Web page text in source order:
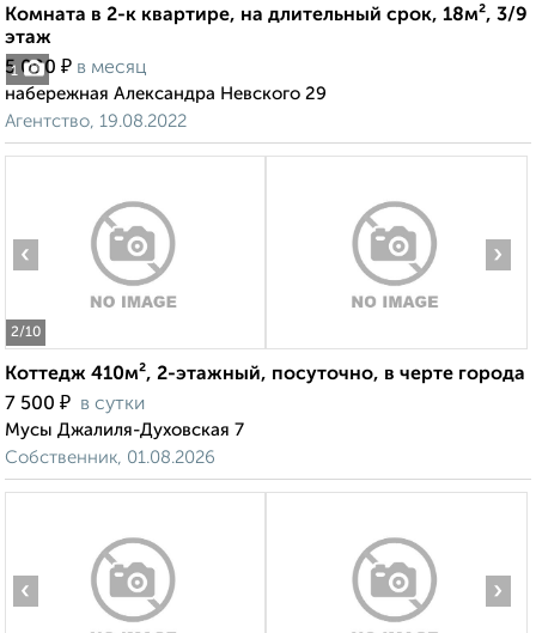
1
Комната в 2-к квартире, на длительный срок, 18м², 3/9
этаж
5 000 ₽ в месяц
набережная Александра Невского 29
Агентство, 19.08.2022
2/10
‹ ›
Коттедж 410м², 2-этажный, посуточно, в черте города
7 500 ₽ в сутки
Мусы Джалиля-Духовская 7
Собственник, 01.08.2026
‹ ›